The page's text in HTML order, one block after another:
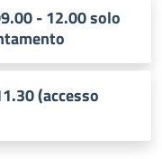
- 12.00 solo
(accesso